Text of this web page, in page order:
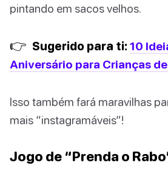
pintando em sacos velhos.
👉 Sugerido para ti: 10
Aniversário para Crianças
Isso também fará maravilhas
mais “instagramáveis”!
Jogo de “Prenda o